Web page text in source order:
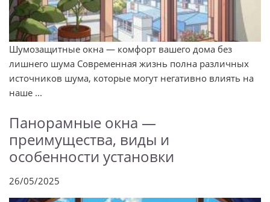
Шумозащитные окна — комфорт вашего дома без
лишнего шума Современная жизнь полна различных
источников шума, которые могут негативно влиять на
наше ...
Панорамные окна —
преимущества, виды и
особенности установки
26/05/2025